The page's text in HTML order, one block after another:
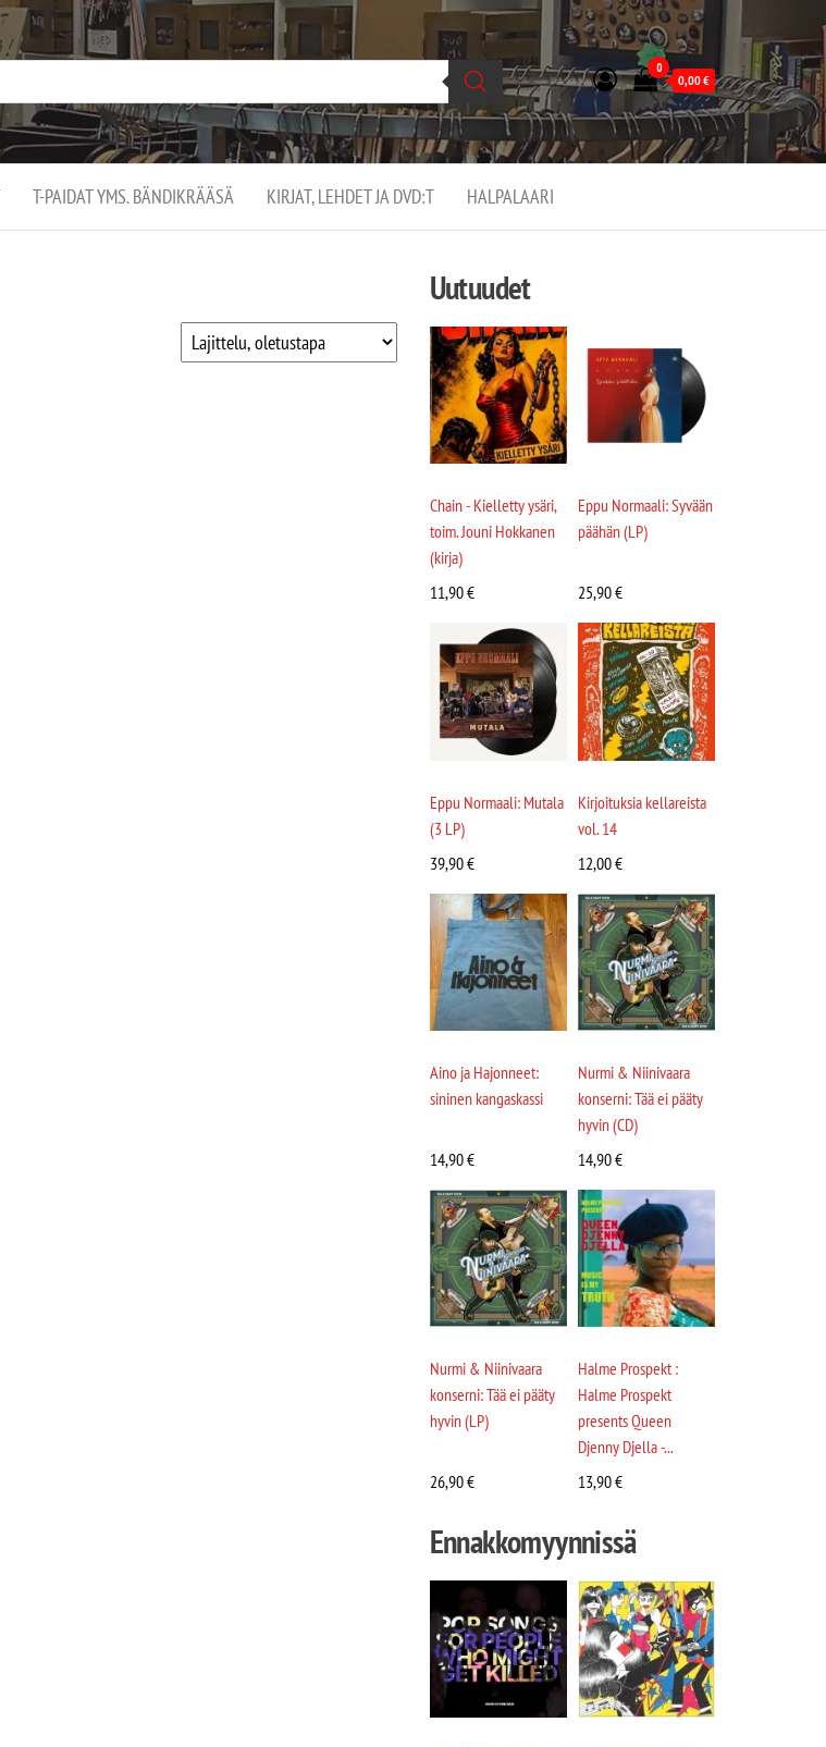
0
0,00€
T-PAIDAT YMS. BÄNDIKRÄÄSÄ KIRJAT, LEHDET JA DVD:T HALPALAARI
Uutuudet
Chain - Kielletty ysäri,
toim. Jouni Hokkanen
(kirja)
11,90€
Eppu Normaali: Syvään
päähän (LP)
25,90€
Eppu Normaali: Mutala
(3 LP)
39,90€
Kirjoituksia kellareista
vol. 14
12,00€
Aino ja Hajonneet:
sininen kangaskassi
14,90€
Nurmi & Niinivaara
konserni: Tää ei pääty
hyvin (CD)
14,90€
Nurmi & Niinivaara
konserni: Tää ei pääty
hyvin (LP)
26,90€
Halme Prospekt :
Halme Prospekt
presents Queen
Djenny Djella -...
13,90€
Ennakkomyynnissä